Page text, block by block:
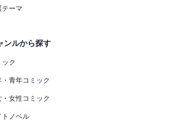
テーマ
ンルから探す
ック
・青年コミック
・女性コミック
トノベル